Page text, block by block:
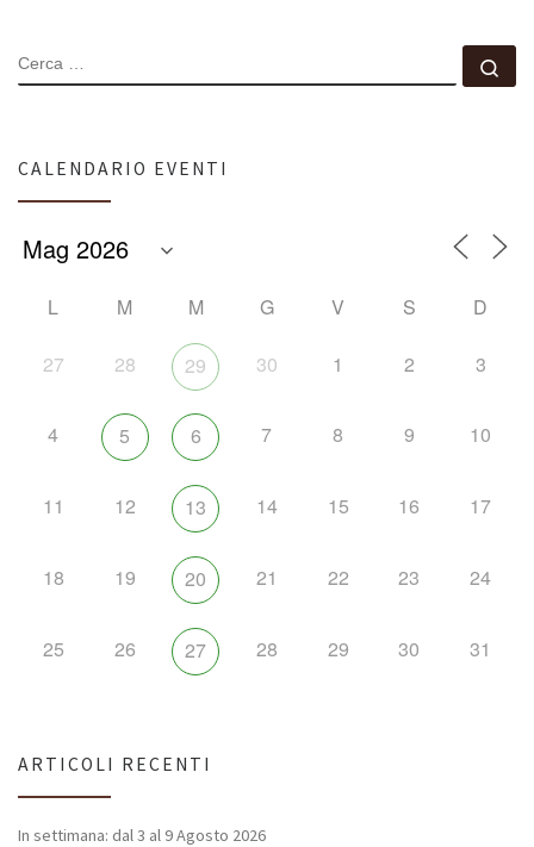
CERCA
CALENDARIO EVENTI
L M M G V S D
27 28 29 30 1 2 3
4 5 6 7 8 9 10
11 12 13 14 15 16 17
18 19 20 21 22 23 24
25 26 27 28 29 30 31
ARTICOLI RECENTI
In settimana: dal 3 al 9 Agosto 2026